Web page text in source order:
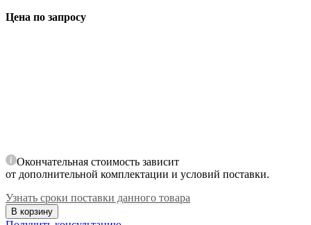
Цена по запросу
Окончательная стоимость зависит
от дополнительной комплектации и условий поставки.
Узнать сроки поставки данного товара
В корзину